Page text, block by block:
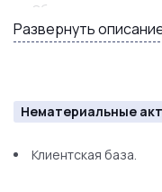
Оборудование для
Витрина для
Оборудованная
Санузел.
Развернуть
Нематериальные
Клиентская база.